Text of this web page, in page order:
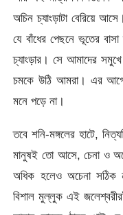
অচিন চ্যাংড়াটা বেরিয়ে
যে বাঁধের পেছনে ভূতের
চ্যাংড়ার। সে আমাদের
চমকে উঠি আমরা। এর
মনে পড়ে না।
তবে শনি-মঙ্গলের হাটে,
মানুষই তো আসে, চেনা ও
অধিক হলেও অচেনা সঠিক
বিশাল মুল্লুক এই